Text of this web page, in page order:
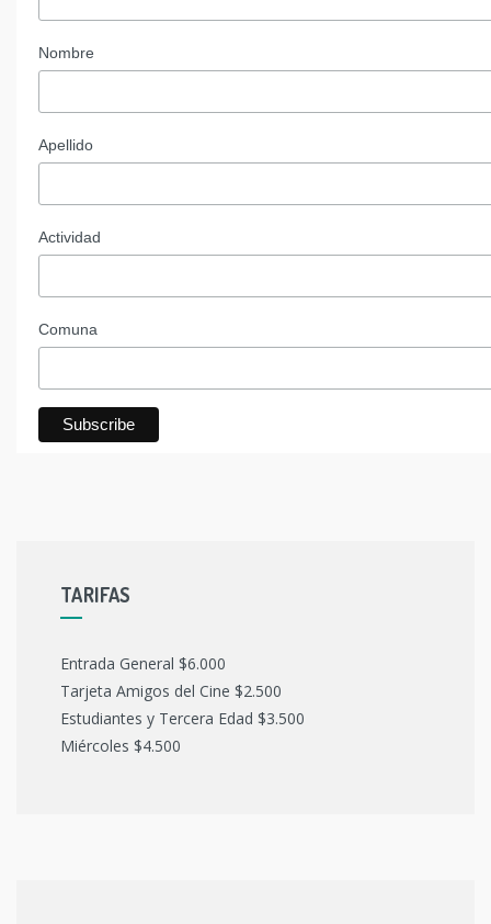
Nombre
Apellido
Actividad
Comuna
TARIFAS
Entrada General $6.000
Tarjeta Amigos del Cine $2.500
Estudiantes y Tercera Edad $3.500
Miércoles $4.500